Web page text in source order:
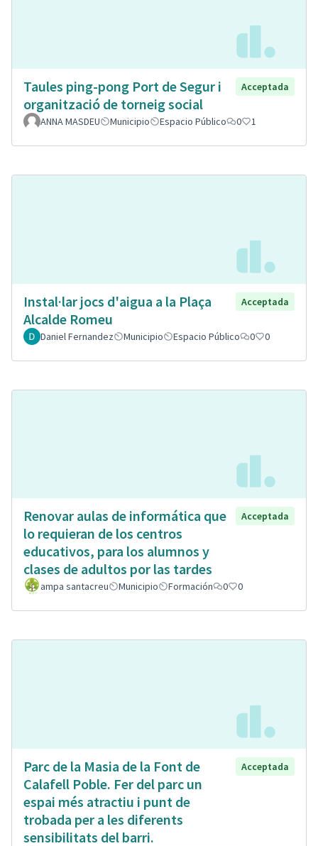
Taules ping-pong Port de Segur i
organització de torneig social
Acceptada
ANNA MASDEU Municipio Espacio Público 0 1
Instal·lar jocs d'aigua a la Plaça
Alcalde Romeu
Acceptada
Daniel Fernandez Municipio Espacio Público 0 0
Renovar aulas de informática que
lo requieran de los centros
educativos, para los alumnos y
clases de adultos por las tardes
Acceptada
ampa santacreu Municipio Formación 0 0
Parc de la Masia de la Font de
Calafell Poble. Fer del parc un
espai més atractiu i punt de
trobada per a les diferents
sensibilitats del barri.
Acceptada